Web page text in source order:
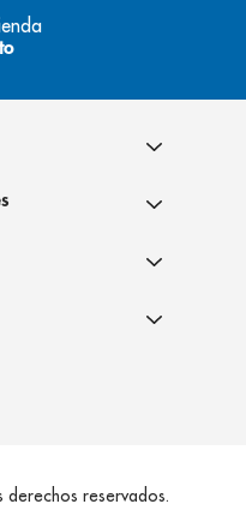
reservados.